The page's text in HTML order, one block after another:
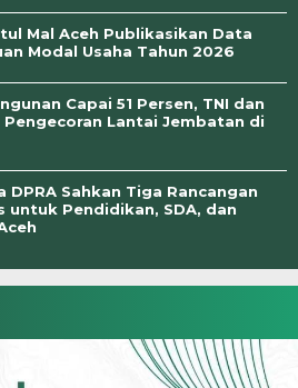
Mal Aceh Publikasikan Data
Modal Usaha Tahun 2026
Capai 51 Persen, TNI dan
Lantai Jembatan di
DPRA Sahkan Tiga Rancangan
untuk Pendidikan, SDA, dan